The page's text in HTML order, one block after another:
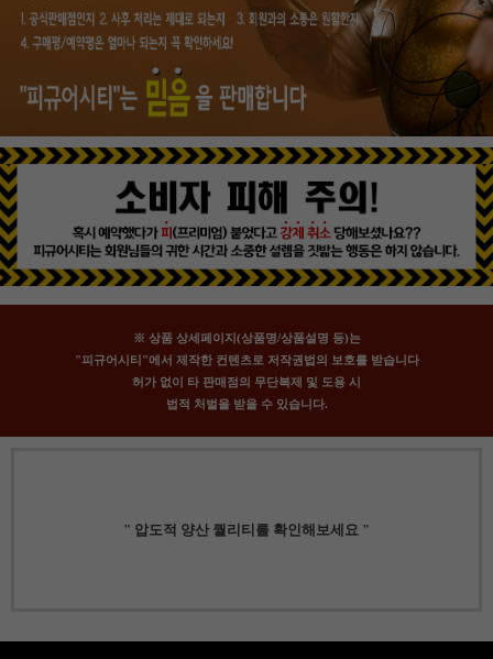
※ 상품 상세페이지(상품명/상품설명 등)는
"피규어시티"에서 제작한 컨텐츠로 저작권법의 보호를 받습니다
허가 없이 타 판매점의 무단복제 및 도용 시
법적 처벌을 받을 수 있습니다.
" 압도적 양산 퀄리티를 확인해보세요 "